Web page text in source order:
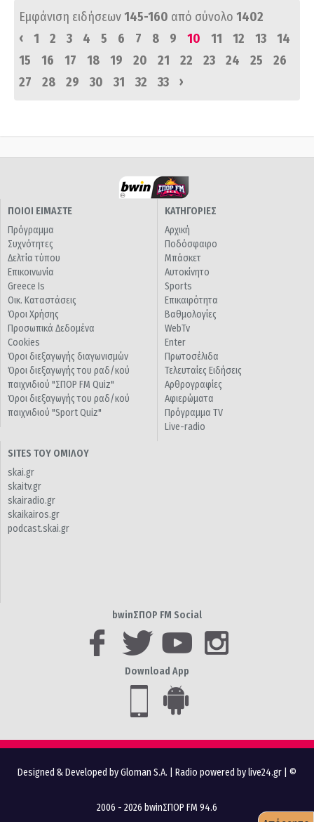
Εμφάνιση ειδήσεων145-160 από σύνολο 1402
‹
1 2 3 4 5 6 7 8 9 10 11 12 13
14
15
16 17 18 19 20 21 22 23 24 25
26
27
28 29 30 31 32 33 ›
ΠΟΙΟΙ ΕΙΜΑΣΤΕ
Πρόγραμμα
Συχνότητες
Δελτία τύπου
Επικοινωνία
Greece Is
Οικ. Καταστάσεις
Όροι Χρήσης
Προσωπικά Δεδομένα
Cookies
Όροι διεξαγωγής διαγωνισμών
Όροι διεξαγωγής του ραδ/κού
παιχνιδιού "ΣΠΟΡ FM Quiz"
Όροι διεξαγωγής του ραδ/κού
παιχνιδιού "Sport Quiz"
ΚΑΤΗΓΟΡΙΕΣ
Αρχική
Ποδόσφαιρο
Μπάσκετ
Αυτοκίνητο
Sports
Επικαιρότητα
Βαθμολογίες
WebTv
Enter
Πρωτοσέλιδα
Τελευταίες Ειδήσεις
Αρθρογραφίες
Αφιερώματα
Πρόγραμμα TV
Live-radio
SITES ΤΟΥ ΟΜΙΛΟΥ
skai.gr
skaitv.gr
skairadio.gr
skaikairos.gr
podcast.skai.gr
bwinΣΠΟΡ FM Social
Download App
Designed & Developed by Gloman S.A. Radio powered by live24.gr | ©
2006 - 2026 bwinΣΠΟΡ FM 94.6